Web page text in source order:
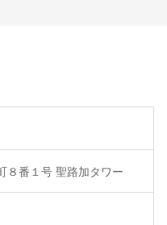
８番１号 聖路加タワー